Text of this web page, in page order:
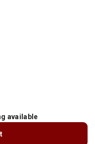
available